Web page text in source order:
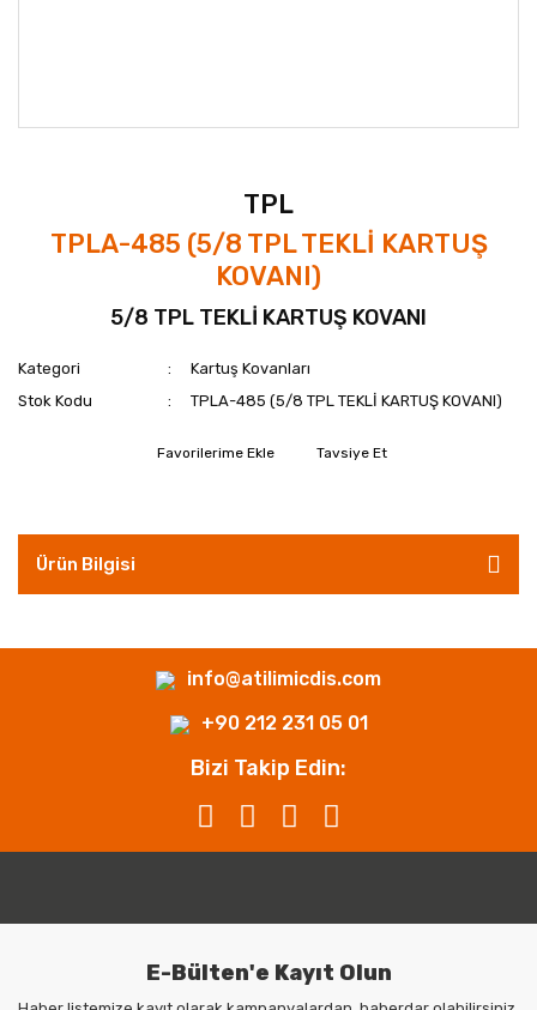
TPL
TPLA-485 (5/8 TPL TEKLİ KARTUŞ
KOVANI)
5/8 TPL TEKLİ KARTUŞ KOVANI
Kategori
Kartuş Kovanları
Stok Kodu
TPLA-485 (5/8 TPL TEKLİ KARTUŞ KOVANI)
Tavsiye Et
Ürün Bilgisi
info@atilimicdis.com
+90 212 231 05 01
Bizi Takip Edin:
E-Bülten'e Kayıt Olun